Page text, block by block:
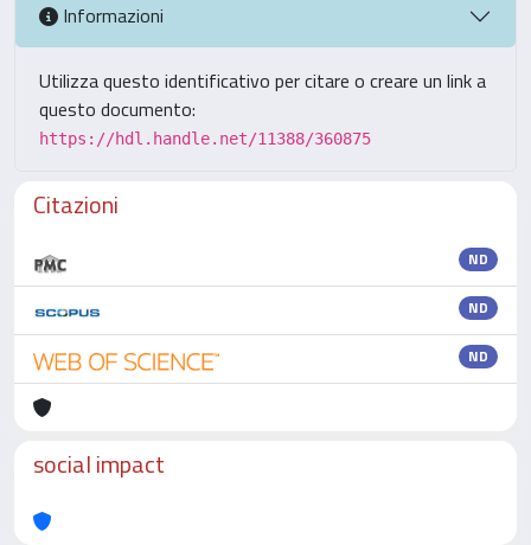
Informazioni
Utilizza questo identificativo per citare o creare un link a
questo documento:
https://hdl.handle.net/11388/360875
Citazioni
ND
ND
ND
social impact